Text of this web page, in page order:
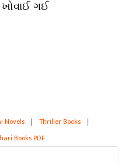
ગઈ
Novels | Thriller Books |
Books PDF